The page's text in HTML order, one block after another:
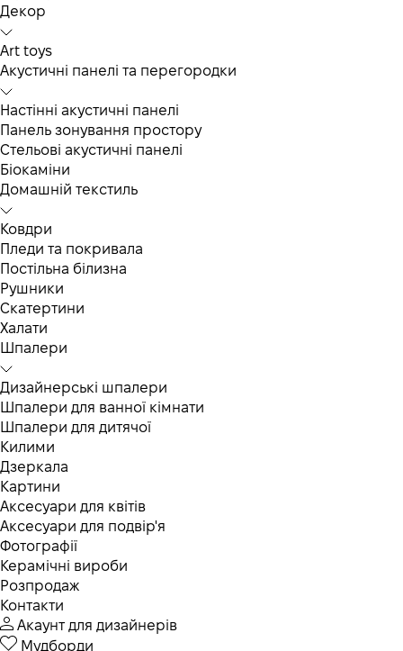
Декор
Art toys
Акустичні панелі та перегородки
Настінні акустичні панелі
Панель зонування простору
Стельові акустичні панелі
Біокаміни
Домашній текстиль
Ковдри
Пледи та покривала
Постільна білизна
Рушники
Скатертини
Халати
Шпалери
Дизайнерські шпалери
Шпалери для ванної кімнати
Шпалери для дитячої
Килими
Дзеркала
Картини
Аксесуари для квітів
Аксесуари для подвір'я
Фотографії
Керамічні вироби
Розпродаж
Контакти
Акаунт для дизайнерів
Мудборди